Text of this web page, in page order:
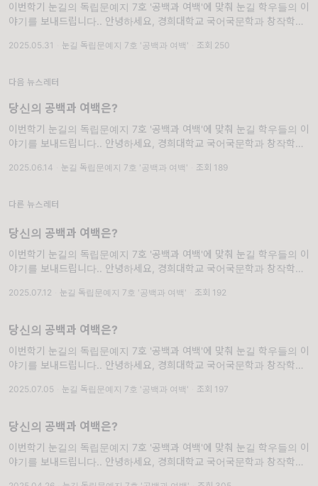
이번학기 눈길의 독립문예지 7호 '공백과 여백'에 맞춰 눈길 학우들의 이
야기를 보내드립니다.. 안녕하세요, 경희대학교 국어국문학과 창작학회
들을 출판으로 아름답게 피워내기를 바라며 매학기 독립문예지를
2025.05.31 눈길 독립문예지 7호 '공백과 여백' 조회 250
다음 뉴스레터
당신의 공백과 여백은?
이번학기 눈길의 독립문예지 7호 '공백과 여백'에 맞춰 눈길 학우들의 이
야기를 보내드립니다.. 안녕하세요, 경희대학교 국어국문학과 창작학회
들을 출판으로 아름답게 피워내기를 바라며 매학기 독립문예지를
2025.06.14 눈길 독립문예지 7호 '공백과 여백' 조회 189
다른 뉴스레터
당신의 공백과 여백은?
이번학기 눈길의 독립문예지 7호 '공백과 여백'에 맞춰 눈길 학우들의 이
야기를 보내드립니다.. 안녕하세요, 경희대학교 국어국문학과 창작학회
들을 출판으로 아름답게 피워내기를 바라며 매학기 독립문예지를
2025.07.12 눈길 독립문예지 7호 '공백과 여백' 조회 192
당신의 공백과 여백은?
이번학기 눈길의 독립문예지 7호 '공백과 여백'에 맞춰 눈길 학우들의 이
야기를 보내드립니다.. 안녕하세요, 경희대학교 국어국문학과 창작학회
들을 출판으로 아름답게 피워내기를 바라며 매학기 독립문예지를
2025.07.05 눈길 독립문예지 7호 '공백과 여백' 조회 197
당신의 공백과 여백은?
이번학기 눈길의 독립문예지 7호 '공백과 여백'에 맞춰 눈길 학우들의 이
야기를 보내드립니다.. 안녕하세요, 경희대학교 국어국문학과 창작학회